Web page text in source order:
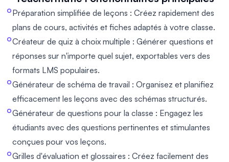
Préparation simplifiée de leçons : Créez rapidement des
plans de cours, activités et fiches adaptés à votre classe.
Créateur de quiz à choix multiple : Générer questions et
réponses sur n'importe quel sujet, exportables vers des
formats LMS populaires.
Générateur de schéma de travail : Organisez et planifiez
efficacement les leçons avec des schémas structurés.
Générateur de questions pour la classe : Engagez les
étudiants avec des questions pertinentes et stimulantes
conçues pour vos leçons.
Grilles d'évaluation et glossaires : Créez facilement des